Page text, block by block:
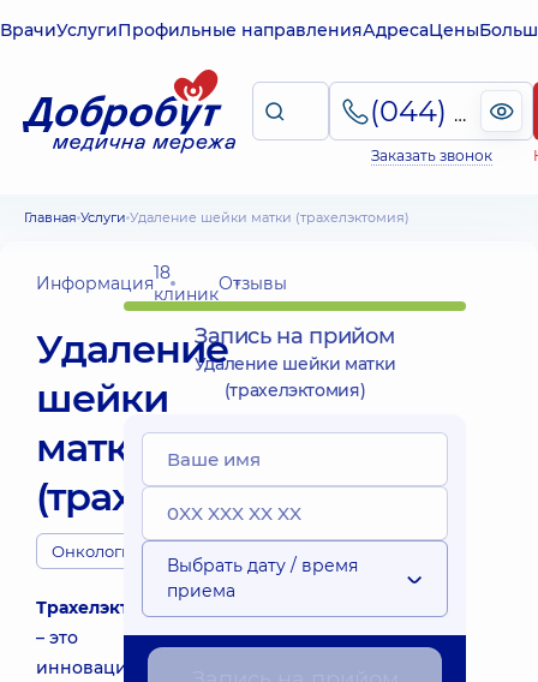
ВрачиУслугиПрофильные направленияАдресаЦены
(044) 495-2-888
Заказать звонок
Главная Услуги Удаление шейки матки (трахелэктомия)
Информация18
клиникОтзывы
Удаление
шейки
матки
(трахелэктомия)
Онкологи
Трахелэктомия
– это
инновационная
Запись на прийом
Удаление шейки матки
(трахелэктомия)
Выбрать дату / время
приема